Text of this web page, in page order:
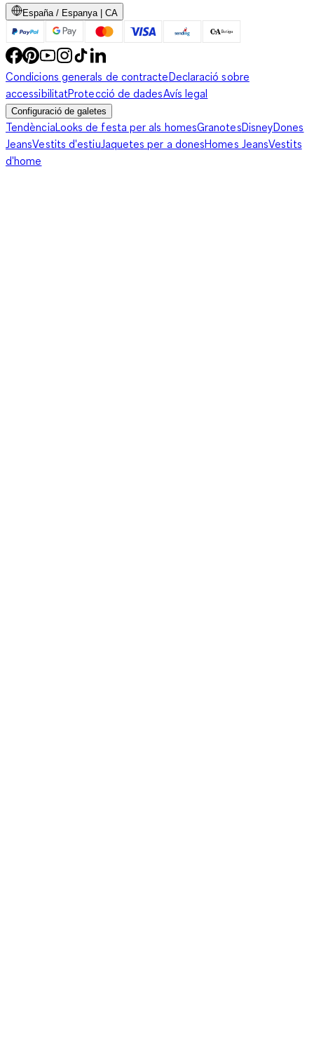
España / Espanya | CA
Condicions generals de contracteDeclaració sobre
accessibilitatProtecció de dadesAvís legal
Configuració de galetes
TendènciaLooks de festa per als homesGranotesDisneyDones
JeansVestits d'estiuJaquetes per a donesHomes JeansVestits
d'home